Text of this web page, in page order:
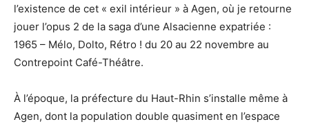
l’existence de cet « exil intérieur » à Agen, où je retourne
jouer l’opus 2 de la saga d’une Alsacienne expatriée :
1965 – Mélo, Dolto, Rétro ! du 20 au 22 novembre au
Contrepoint Café-Théâtre.
À l’époque, la préfecture du Haut-Rhin s’installe même à
Agen, dont la population double quasiment en l’espace